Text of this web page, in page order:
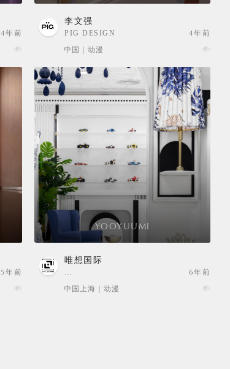
4年前
李文强
PIG DESIGN
4年前
中国 | 动漫
5年前
YOOYUUMI
唯想国际
…
6年前
中国上海 | 动漫